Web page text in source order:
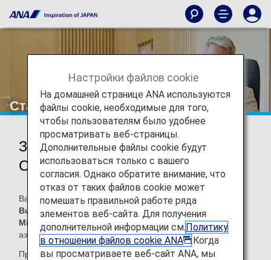
Стамбул
Залы ожидания в аэропорту
Стамбула
Вам доступензал ожидания Turkish Airlines Lounge
Business,зал ожидания Turkish Airlines Lounge
Miles&Smiles
зал ожидания iGA Pop Up Loungeв
аэропорту Стамбула.
При пересадке с международного рейса ANA Group на
Настройки файлов cookie
На домашней странице ANA используются
файлы cookie, необходимые для того,
чтобы пользователям было удобнее
просматривать веб-страницы.
Дополнительные файлы cookie будут
использоваться только с вашего
согласия. Однако обратите внимание, что
отказ от таких файлов cookie может
помешать правильной работе ряда
элементов веб-сайта. Для получения
дополнительной информации см.Политику
в отношении файлов cookie ANA
.Когда
вы просматриваете веб-сайт ANA, мы